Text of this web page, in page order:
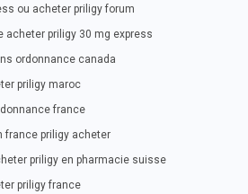
ou acheter priligy forum
acheter priligy 30 mg express
ordonnance canada
priligy maroc
france
france priligy acheter
priligy en pharmacie suisse
priligy france